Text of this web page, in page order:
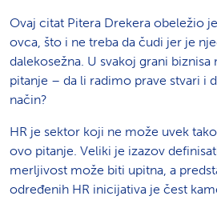
Ovaj citat Pitera Drekera obeležio
ovca, što i ne treba da čudi jer je
dalekosežna. U svakoj grani biznisa
pitanje – da li radimo prave stvari i
način?
HR je sektor koji ne može uvek
ovo pitanje. Veliki je izazov
merljivost može biti upitna, a
određenih HR inicijativa je čest